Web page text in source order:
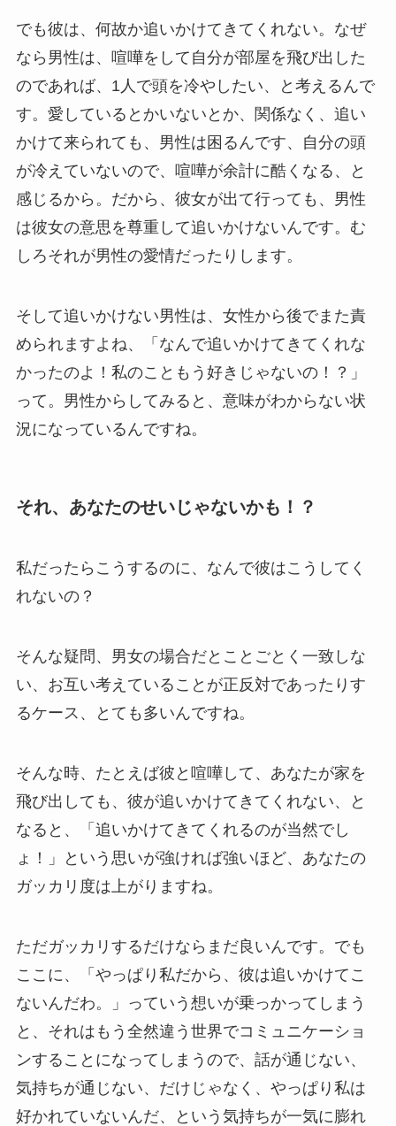
でも彼は、何故か追いかけてきてくれない。なぜ
なら男性は、喧嘩をして自分が部屋を飛び出した
のであれば、1人で頭を冷やしたい、と考えるんで
す。愛しているとかいないとか、関係なく、追い
かけて来られても、男性は困るんです、自分の頭
が冷えていないので、喧嘩が余計に酷くなる、と
感じるから。だから、彼女が出て行っても、男性
は彼女の意思を尊重して追いかけないんです。む
しろそれが男性の愛情だったりします。
そして追いかけない男性は、女性から後でまた責
められますよね、「なんで追いかけてきてくれな
かったのよ！私のこともう好きじゃないの！？」
って。男性からしてみると、意味がわからない状
況になっているんですね。
それ、あなたのせいじゃないかも！？
私だったらこうするのに、なんで彼はこうしてく
れないの？
そんな疑問、男女の場合だとことごとく一致しな
い、お互い考えていることが正反対であったりす
るケース、とても多いんですね。
そんな時、たとえば彼と喧嘩して、あなたが家を
飛び出しても、彼が追いかけてきてくれない、と
なると、「追いかけてきてくれるのが当然でし
ょ！」という思いが強ければ強いほど、あなたの
ガッカリ度は上がりますね。
ただガッカリするだけならまだ良いんです。でも
ここに、「やっぱり私だから、彼は追いかけてこ
ないんだわ。」っていう想いが乗っかってしまう
と、それはもう全然違う世界でコミュニケーショ
ンすることになってしまうので、話が通じない、
気持ちが通じない、だけじゃなく、やっぱり私は
好かれていないんだ、という気持ちが一気に膨れ